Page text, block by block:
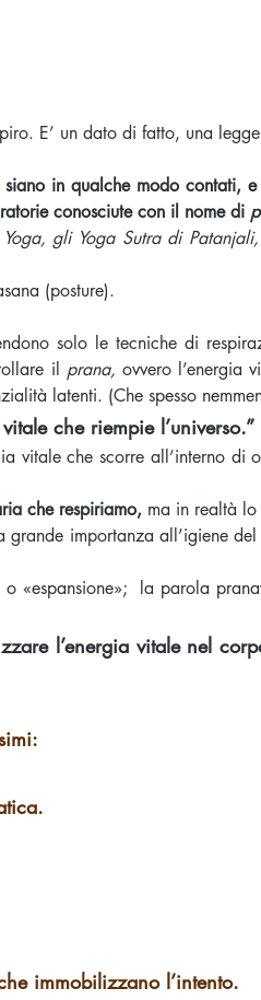
E’ un dato di fatto, una
in qualche modo contati,
conosciute con il nome di
gli Yoga Sutra di Patanjali,
(posture).
solo le tecniche di
il prana, ovvero l’energia
latenti. (Che spesso
che riempie l’universo.”
vitale che scorre all’interno di
che respiriamo,ma in realtà lo
importanza all’igiene
«espansione»; la parola
l’energia vitale nel
immobilizzano l’intento.